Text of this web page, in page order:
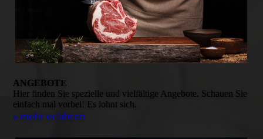
ANGEBOTE
Hier finden Sie spezielle und vielfältige Angebote. Schauen Sie
einfach mal vorbei! Es lohnt sich.
» mehr erfahren